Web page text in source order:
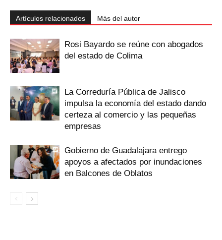
Artículos relacionados Más del autor
Rosi Bayardo se reúne con abogados
del estado de Colima
La Correduría Pública de Jalisco
impulsa la economía del estado dando
certeza al comercio y las pequeñas
empresas
Gobierno de Guadalajara entrego
apoyos a afectados por inundaciones
en Balcones de Oblatos